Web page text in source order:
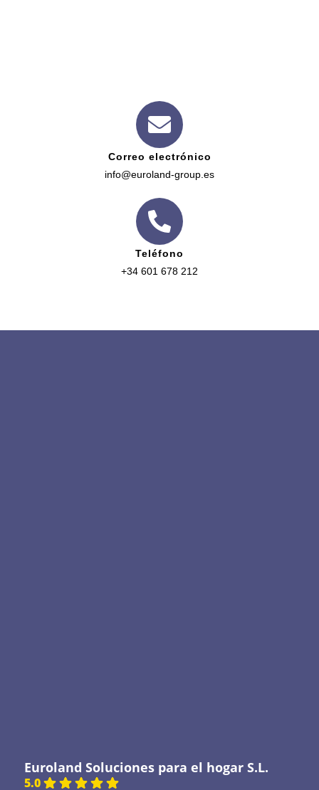
Correo electrónico
info@euroland-group.es
Teléfono
+34 601 678 212
Euroland Soluciones para el hogar S.L.
5.0